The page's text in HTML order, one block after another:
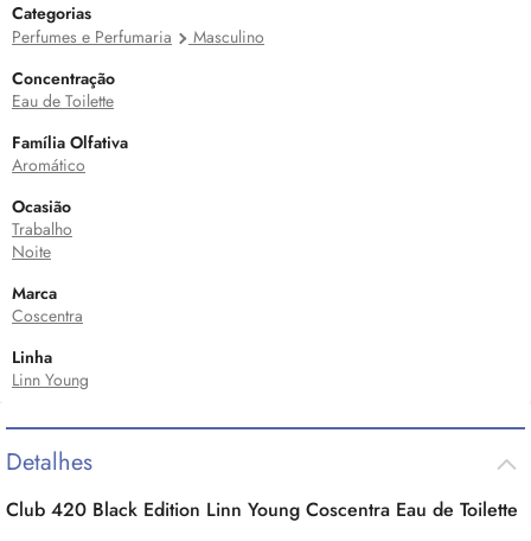
Categorias
Perfumes e Perfumaria
Masculino
Concentração
Eau de Toilette
Família Olfativa
Aromático
Ocasião
Trabalho
Noite
Marca
Coscentra
Linha
Linn Young
Detalhes
Club 420 Black Edition Linn Young Coscentra Eau de Toilette